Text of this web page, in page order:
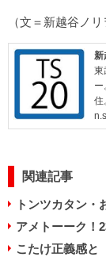
（文＝新越谷ノリ
新
東
住
関連記事
トンツカタン・
アメトーーク！
こたけ正義感と